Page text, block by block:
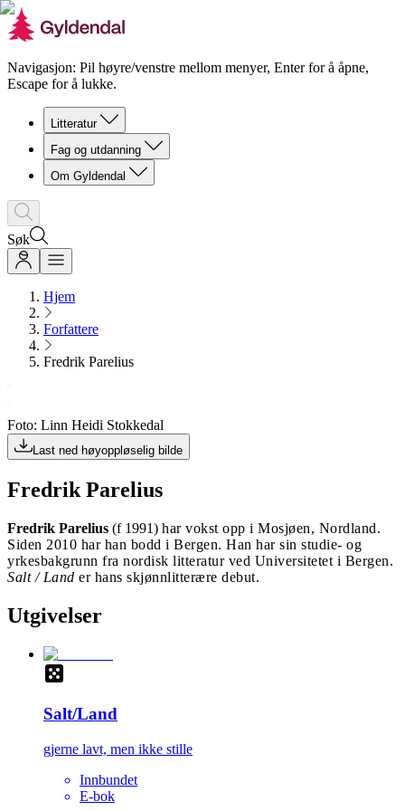
Navigasjon: Pil høyre/venstre mellom menyer, Enter for å åpne,
Escape for å lukke.
Litteratur
Fag og utdanning
Om Gyldendal
Søk
Hjem
Forfattere
Fredrik Parelius
Foto: Linn Heidi Stokkedal
Last ned høyoppløselig bilde
Fredrik Parelius
Fredrik Parelius (f 1991) har vokst opp i Mosjøen, Nordland.
Siden 2010 har han bodd i Bergen. Han har sin studie- og
yrkesbakgrunn fra nordisk litteratur ved Universitetet i Bergen.
Salt / Land er hans skjønnlitterære debut.
Utgivelser
Salt/Land
gjerne lavt, men ikke stille
Innbundet
E-bok